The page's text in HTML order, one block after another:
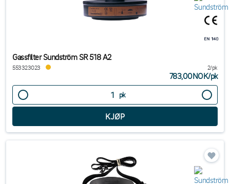
Gassfilter Sundström SR 518 A2
553323023 2/pk
783,00NOK/pk
pk